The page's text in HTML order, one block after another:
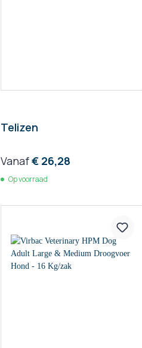
Telizen
Vanaf€ 26,28
Op voorraad